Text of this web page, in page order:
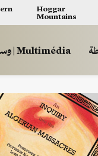
Hoggar
Mountains
وسائط | Multimédia